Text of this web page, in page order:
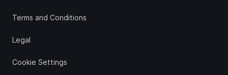
Terms and Conditions
Legal
Cookie Settings